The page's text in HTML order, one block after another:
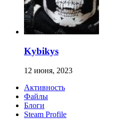
Kybikys
12 июня, 2023
Активность
Файлы
Блоги
Steam Profile